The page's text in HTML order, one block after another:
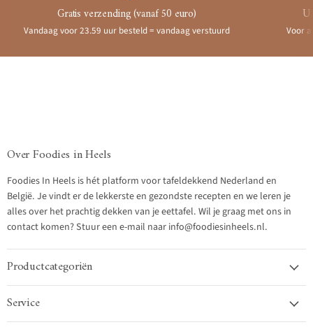
Gratis verzending (vanaf 50 euro)
Vandaag voor 23.59 uur besteld = vandaag verstuurd Voor
Over Foodies in Heels
Foodies In Heels is hét platform voor tafeldekkend Nederland en
België. Je vindt er de lekkerste en gezondste recepten en we leren je
alles over het prachtig dekken van je eettafel. Wil je graag met ons in
contact komen? Stuur een e-mail naar info@foodiesinheels.nl.
Productcategoriën
Service